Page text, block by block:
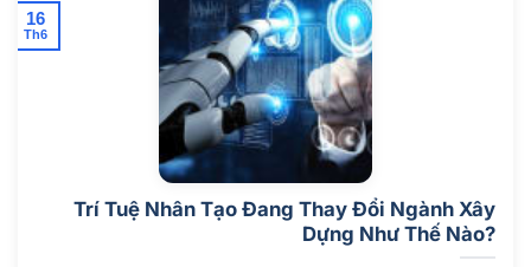
Trí Tuệ Nhân Tạo Đang Thay Đổi Ngành Xây
Dựng Như Thế Nào?
16
Th6